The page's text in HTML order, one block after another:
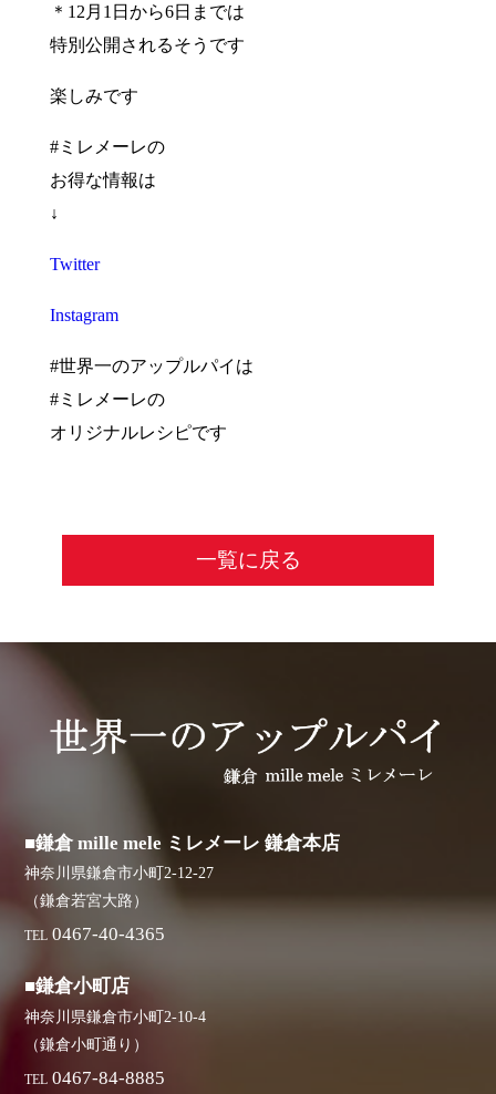
＊12月1日から6日までは
特別公開されるそうです
楽しみです
#ミレメーレの
お得な情報は
↓
Twitter
Instagram
#世界一のアップルパイは
#ミレメーレの
オリジナルレシピです
一覧に戻る
■鎌倉 mille mele ミレメーレ 鎌倉本店
神奈川県鎌倉市小町2-12-27
（鎌倉若宮大路）
TEL 0467-40-4365
■鎌倉小町店
神奈川県鎌倉市小町2-10-4
（鎌倉小町通り）
TEL 0467-84-8885